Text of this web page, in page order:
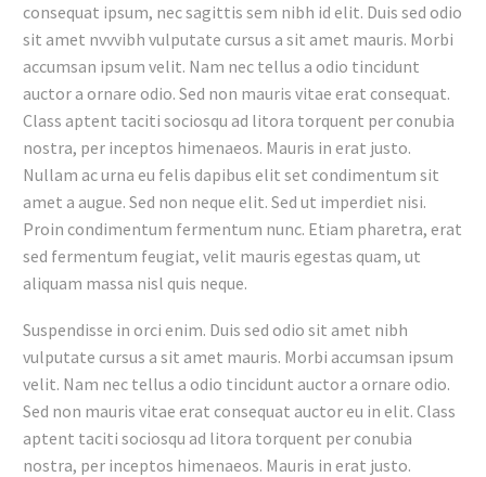
consequat ipsum, nec sagittis sem nibh id elit. Duis sed odio
sit amet nvvvibh vulputate cursus a sit amet mauris. Morbi
accumsan ipsum velit. Nam nec tellus a odio tincidunt
auctor a ornare odio. Sed non mauris vitae erat consequat.
Class aptent taciti sociosqu ad litora torquent per conubia
nostra, per inceptos himenaeos. Mauris in erat justo.
Nullam ac urna eu felis dapibus elit set condimentum sit
amet a augue. Sed non neque elit. Sed ut imperdiet nisi.
Proin condimentum fermentum nunc. Etiam pharetra, erat
sed fermentum feugiat, velit mauris egestas quam, ut
aliquam massa nisl quis neque.
Suspendisse in orci enim. Duis sed odio sit amet nibh
vulputate cursus a sit amet mauris. Morbi accumsan ipsum
velit. Nam nec tellus a odio tincidunt auctor a ornare odio.
Sed non mauris vitae erat consequat auctor eu in elit. Class
aptent taciti sociosqu ad litora torquent per conubia
nostra, per inceptos himenaeos. Mauris in erat justo.